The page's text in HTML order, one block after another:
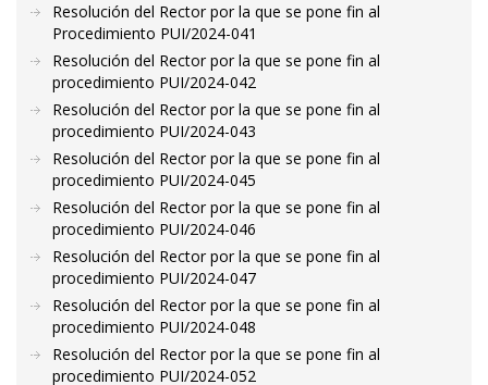
Resolución del Rector por la que se pone fin al
Procedimiento PUI/2024-041
Resolución del Rector por la que se pone fin al
procedimiento PUI/2024-042
Resolución del Rector por la que se pone fin al
procedimiento PUI/2024-043
Resolución del Rector por la que se pone fin al
procedimiento PUI/2024-045
Resolución del Rector por la que se pone fin al
procedimiento PUI/2024-046
Resolución del Rector por la que se pone fin al
procedimiento PUI/2024-047
Resolución del Rector por la que se pone fin al
procedimiento PUI/2024-048
Resolución del Rector por la que se pone fin al
procedimiento PUI/2024-052